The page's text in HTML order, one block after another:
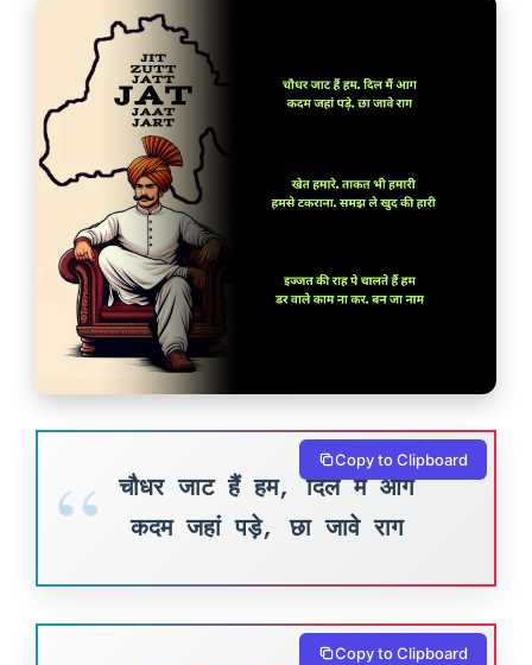
चौधर जाट हैं हम, दिल मैं आग
कदम जहां पड़े, छा जावे राग
Copy to Clipboard
Copy to Clipboard